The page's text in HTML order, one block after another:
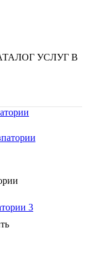
УСЛУГ В